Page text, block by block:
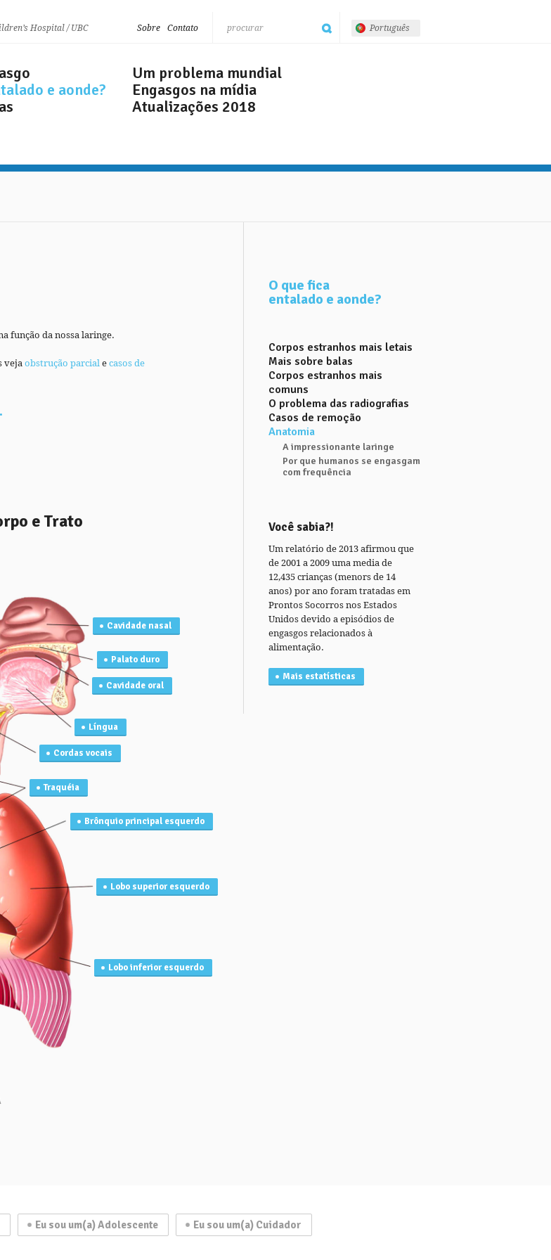
Hospital / UBC Português
Contato
Sobre
e aonde?
Um problema mundial
Engasgos na mídia
Atualizações 2018
função da nossa laringe.
vejaobstrução parcialecasos de
e Trato
Cavidade nasal
Palato duro
Cavidade oral
Língua
Cordas vocais
Traquéia
Lobo superior esquerdo
Lobo inferior esquerdo
Brônquio principal esquerdo
O que fica
entalado e aonde?
Corpos estranhos mais letais
Mais sobre balas
Corpos estranhos mais
comuns
O problema das radiografias
Casos de remoção
Anatomia
A impressionante laringe
Por que humanos se engasgam
com frequência
Você sabia?!
Um relatório de 2013 afirmou que
de 2001 a 2009 uma media de
12,435 crianças (menors de 14
anos) por ano foram tratadas em
Prontos Socorros nos Estados
Unidos devido a episódios de
engasgos relacionados à
alimentação.
Mais estatísticas
Eu sou um(a) Adolescente Eu sou um(a) Cuidador